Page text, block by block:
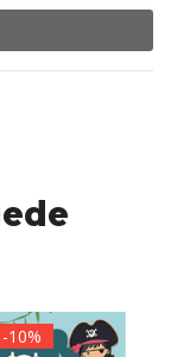
10%